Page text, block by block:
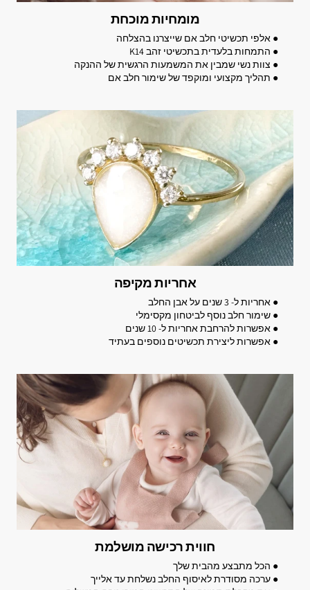
מומחיות מוכחת
● אלפי תכשיטי חלב אם שייצרנו בהצלחה
● התמחות בלעדית בתכשיטי זהב K14
● צוות נשי שמבין את המשמעות הרגשית של ההנקה
● תהליך מקצועי ומוקפד של שימור חלב אם
אחריות מקיפה
● אחריות ל- 3 שנים על אבן החלב
● שימור חלב נוסף לביטחון מקסימלי
● אפשרות להרחבת אחריות ל- 10 שנים
● אפשרות ליצירת תכשיטים נוספים בעתיד
חווית רכישה מושלמת
● הכל מתבצע מהבית שלך
● ערכה מסודרת לאיסוף החלב נשלחת עד אלייך